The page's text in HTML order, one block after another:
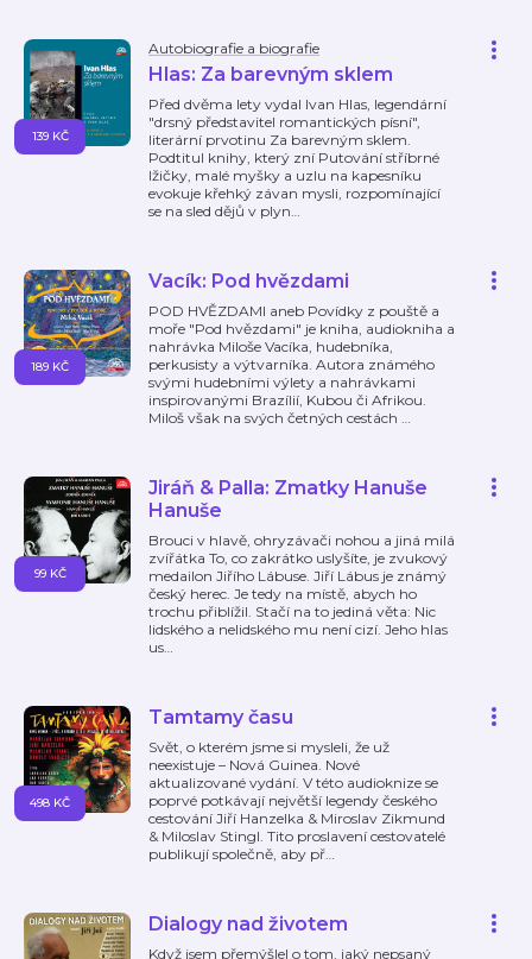
Autobiografie a biografie
Hlas: Za barevným sklem
Před dvěma lety vydal Ivan Hlas, legendární
"drsný představitel romantických písní",
literární prvotinu Za barevným sklem.
Podtitul knihy, který zní Putování stříbrné
lžičky, malé myšky a uzlu na kapesníku
evokuje křehký závan mysli, rozpomínající
se na sled dějů v plyn…
139 KČ
Vacík: Pod hvězdami
POD HVĚZDAMI aneb Povídky z pouště a
moře "Pod hvězdami" je kniha, audiokniha a
nahrávka Miloše Vacíka, hudebníka,
perkusisty a výtvarníka. Autora známého
svými hudebními výlety a nahrávkami
inspirovanými Brazílií, Kubou či Afrikou.
Miloš však na svých četných cestách …
189 KČ
Jiráň & Palla: Zmatky Hanuše
Hanuše
Brouci v hlavě, ohryzávači nohou a jiná milá
zvířátka To, co zakrátko uslyšíte, je zvukový
medailon Jiřího Lábuse. Jiří Lábus je známý
český herec. Je tedy na místě, abych ho
trochu přiblížil. Stačí na to jediná věta: Nic
lidského a nelidského mu není cizí. Jeho hlas
us…
99 KČ
Tamtamy času
Svět, o kterém jsme si mysleli, že už
neexistuje – Nová Guinea. Nové
aktualizované vydání. V této audioknize se
poprvé potkávají největší legendy českého
cestování Jiří Hanzelka & Miroslav Zikmund
& Miloslav Stingl. Tito proslavení cestovatelé
publikují společně, aby př…
498 KČ
Dialogy nad životem
Když jsem přemýšlel o tom, jaký nepsaný